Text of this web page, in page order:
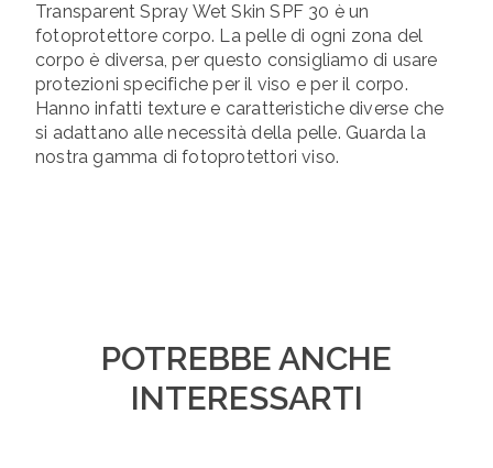
Transparent Spray Wet Skin SPF 30 è un
fotoprotettore corpo. La pelle di ogni zona del
corpo è diversa, per questo consigliamo di usare
protezioni specifiche per il viso e per il corpo.
Hanno infatti texture e caratteristiche diverse che
si adattano alle necessità della pelle. Guarda la
nostra gamma di fotoprotettori viso.
POTREBBE ANCHE
INTERESSARTI